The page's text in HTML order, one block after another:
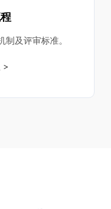
及评审标准。